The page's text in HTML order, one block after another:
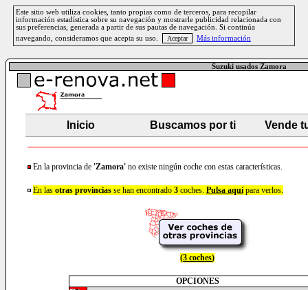
Este sitio web utiliza cookies, tanto propias como de terceros, para recopilar
información estadística sobre su navegación y mostrarle publicidad relacionada con
sus preferencias, generada a partir de sus pautas de navegación. Si continúa
navegando, consideramos que acepta su uso.
Más información
Suzuki usados Zamora
Inicio Buscamos por ti Vende
En la provincia de 'Zamora' no existe ningún coche con estas características.
En las otras provincias se han encontrado 3 coches. Pulsa aquípara verlos.
(3 coches)
OPCIONES